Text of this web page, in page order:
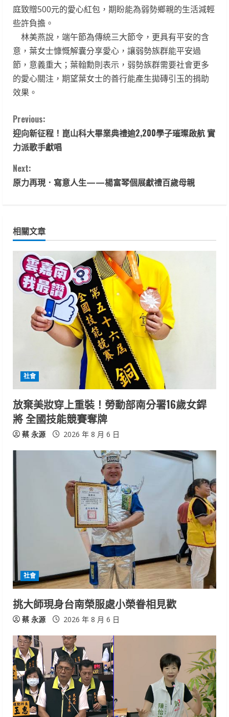
庭致贈500元的愛心紅包，期盼能為弱勢鄉親的生活減輕
些許負擔。
林美燕說，端午節為傳統三大節令，更具有平安的含
意，葉女士慷慨解囊分享愛心，讓弱勢族群能平安過
節，意義重大；葉翰勳則表示，弱勢族群需要社會更多
的愛心關注，期望葉女士的善行能產生拋磚引玉的捐助
效果。
C
o
n
t
n
u
e
R
n
g
Previous:
迎向新征程！崑山科大畢業典禮逾2,200學子璀璨啟航 實
力派歌手獻唱
Next:
原力再現．寫意人生——楊富琴個展獻禮百歲母親
相關文章
社會
放棄美妝穿上重裝！勞動部南分署16歲女銲
將 全國技能競賽奪牌
蔡 永源 2026 年 8 月 6 日
社會
挑大師現身台南榮服處小榮眷相見歡
蔡 永源 2026 年 8 月 6 日